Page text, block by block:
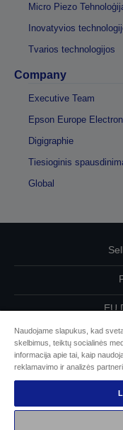
Micro Piezo
Inovatyvios
Tvarios technologijos
Company
Executive Team
Epson Europe
Digigraphie
Tiesioginis
Global
EU
Susisiekite
„Epson“
Naudojame slapukus, kad
skelbimus, teiktų socialinės
informacija apie tai, kaip
reklamavimo ir analizės